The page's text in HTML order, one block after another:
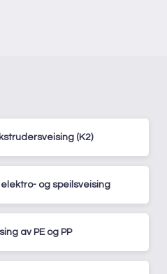
(K2)
elektro- og speilsveising
av PE og PP